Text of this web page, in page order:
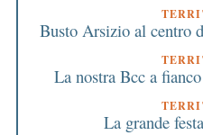
Busto Arsizio al centro
La nostra Bcc a
La grande